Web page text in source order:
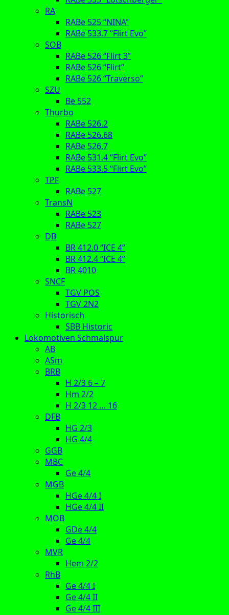
RA
RABe 525 “NINA”
RABe 533.7 “Flirt Evo”
SOB
RABe 526 “Flirt 3”
RABe 526 “Flirt”
RABe 526 “Traverso”
SZU
Be 552
Thurbo
RABe 526.2
RABe 526.68
RABe 526.7
RABe 531.4 “Flirt Evo”
RABe 533.5 “Flirt Evo”
TPF
RABe 527
TransN
RABe 523
RABe 527
DB
BR 412.0 “ICE 4”
BR 412.4 “ICE 4”
BR 4010
SNCF
TGV POS
TGV 2N2
Historisch
SBB Historic
Lokomotiven Schmalspur
AB
ASm
BRB
H 2/3 6 – 7
Hm 2/2
H 2/3 12 … 16
DFB
HG 2/3
HG 4/4
GGB
MBC
Ge 4/4
MGB
HGe 4/4 I
HGe 4/4 II
MOB
GDe 4/4
Ge 4/4
MVR
Hem 2/2
RhB
Ge 4/4 I
Ge 4/4 II
Ge 4/4 III